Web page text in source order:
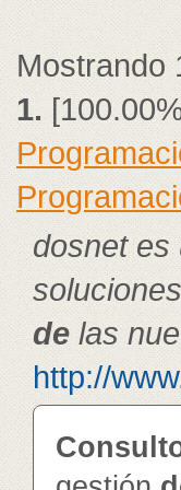
Mostrando
1.
dosnet es
delas
http://